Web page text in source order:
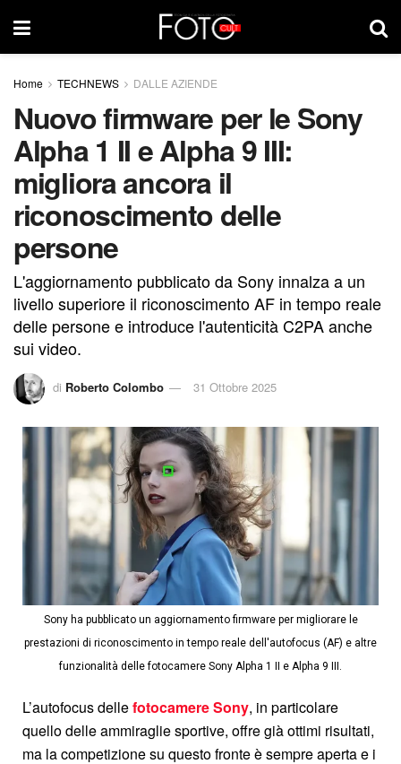
Home TECHNEWS DALLE AZIENDE
Nuovo firmware per le Sony
Alpha 1 II e Alpha 9 III:
migliora ancora il
riconoscimento delle
persone
L'aggiornamento pubblicato da Sony innalza a un
livello superiore il riconoscimento AF in tempo reale
delle persone e introduce l'autenticità C2PA anche
sui video.
di Roberto Colombo 31 Ottobre 2025
Sony ha pubblicato un aggiornamento firmware per migliorare le
prestazioni di riconoscimento in tempo reale dell'autofocus (AF) e altre
funzionalità delle fotocamere Sony Alpha 1 II e Alpha 9 III.
L’autofocus dellefotocamere Sony, in particolare
quello delle ammiraglie sportive, offre già ottimi risultati,
ma la competizione su questo fronte è sempre aperta e i